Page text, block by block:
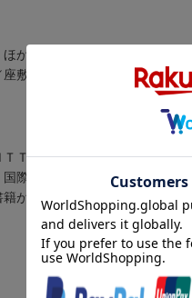
か）／２の祠 里の章（鬼
敷わらしは笑う ほか）
Ｔ）勤務ののち、ＵＦＯ、
際隠棲動物学会日本通信員
が刊行された当時に掲載され